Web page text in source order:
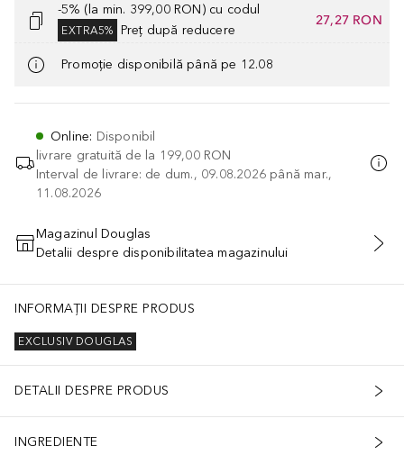
-5% (la min. 399,00 RON) cu codul
EXTRA5% Preț după reducere
27,27 RON
Promoție disponibilă până pe 12.08
Online: Disponibil
livrare gratuită de la 199,00 RON
Interval de livrare: de dum., 09.08.2026 până mar.,
11.08.2026
ADĂUGAȚI ÎN COŞ
Magazinul Douglas
Detalii despre disponibilitatea magazinului
INFORMAȚII DESPRE PRODUS
EXCLUSIV DOUGLAS
DETALII DESPRE PRODUS
INGREDIENTE